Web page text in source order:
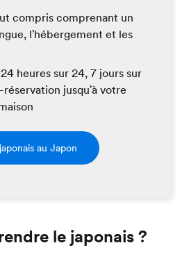
compris comprenant un
l'hébergement et les
heures sur 24, 7 jours sur
réservation jusqu'à votre
au Japon
le japonais ?